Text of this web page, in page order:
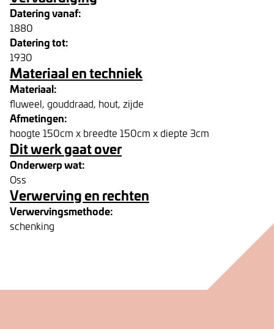
Datering vanaf:
1880
Datering tot:
1930
Materiaal en techniek
Materiaal:
fluweel, gouddraad, hout, zijde
Afmetingen:
hoogte 150cm x breedte 150cm x diepte 3cm
Dit werk gaat over
Onderwerp wat:
Oss
Verwerving en rechten
Verwervingsmethode:
schenking